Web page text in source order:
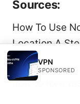
Sources:
How To Use
Location A
Why your
how to fix it fast
VPN
SPONSORED